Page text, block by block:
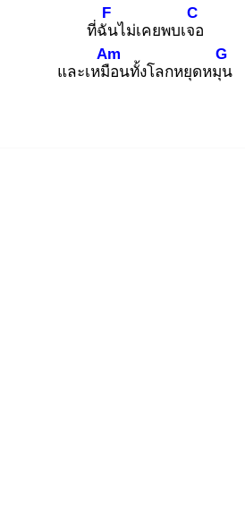
ที่ฉัน
F
ไม่เคยพบเจอ
C
และเหมือ
Am
นทั้งโลกหยุดหมุน
G